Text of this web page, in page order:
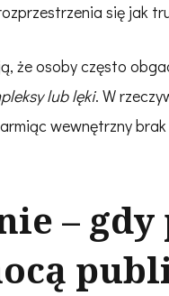
się jak
że osoby często
lub lęki. W
wewnętrzny
–